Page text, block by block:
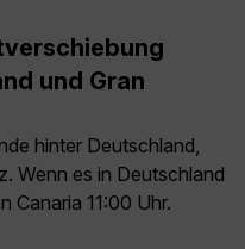
und Gran
hinter Deutschland,
Wenn es in Deutschland
Canaria 11:00 Uhr.